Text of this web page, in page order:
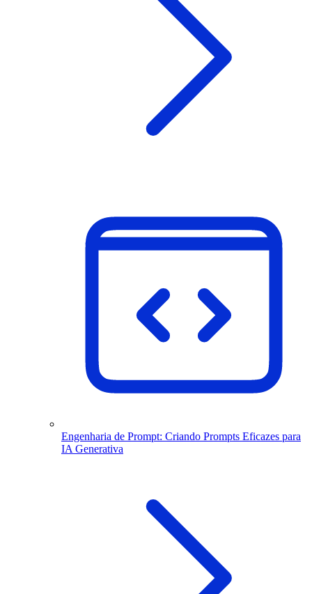
Engenharia de Prompt: Criando Prompts Eficazes para
IA Generativa